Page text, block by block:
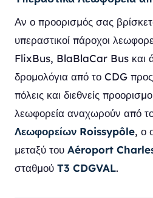
Αν ο προορισμός σας
υπεραστικοί πάροχοι
FlixBus, BlaBlaCar Bus και
δρομολόγια από το CDG
πόλεις και διεθνείς
λεωφορεία αναχωρούν από
Λεωφορείων Roissypôle, ο
μεταξύ του Aéroport
σταθμού T3 CDGVAL.